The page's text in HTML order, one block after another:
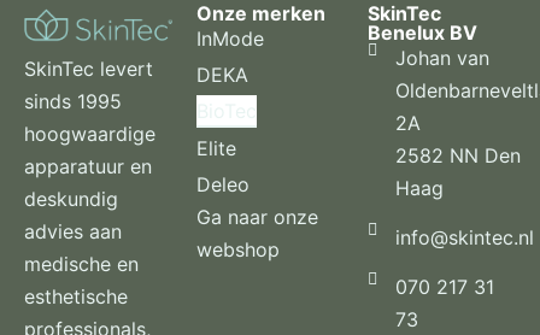
SkinTec levert
sinds 1995
hoogwaardige
apparatuur en
deskundig
advies aan
medische en
esthetische
professionals,
Onze merken
InMode
DEKA
Elite
Deleo
Ga naar onze
webshop
SkinTec
Benelux BV
Johan van
2A
2582 NN Den
Haag
info@skintec.nl
070 217 31
73